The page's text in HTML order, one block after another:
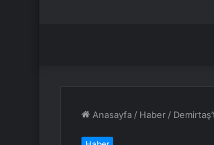
Anasayfa / Haber /